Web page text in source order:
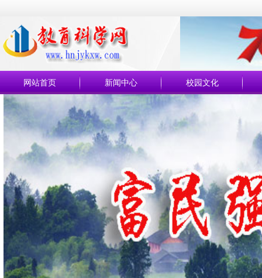
网站首页 新闻中心 校园文化